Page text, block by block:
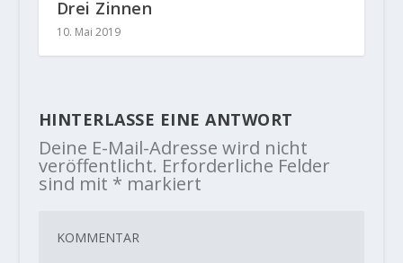
Drei Zinnen
10. Mai 2019
HINTERLASSE EINE ANTWORT
Deine E-Mail-Adresse wird nicht
veröffentlicht. Erforderliche Felder
sind mit * markiert